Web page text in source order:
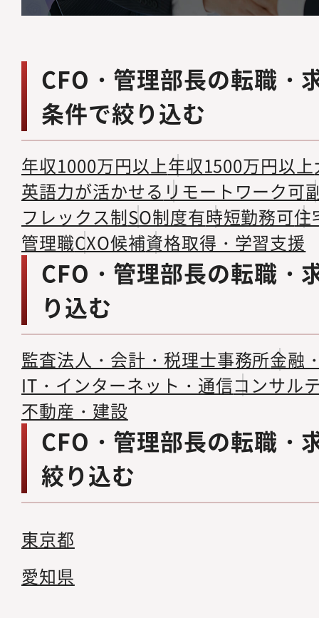
CFO・管理部長の転職・
条件で絞り込む
年収1000万円以上年収1500万円以上
英語力が活かせる リモートワーク可
フレックス制SO制度有時短勤務可住
管理職CXO候補資格取得・学習支援
CFO・管理部長の転職・
り込む
監査法人・会計・税理士事務所金融
IT・インターネット・通信コンサル
不動産・建設
CFO・管理部長の転職・
絞り込む
東京都
愛知県